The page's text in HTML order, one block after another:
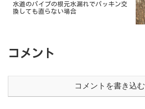
水道のパイプの根元水漏れでパッキン交
換しても直らない場合
コメント
コメントを書き込む